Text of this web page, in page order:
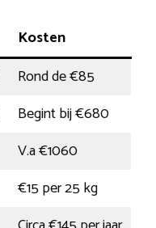
Kosten
Rond de €85
Begint bij €680
V.a €1060
€15 per 25 kg